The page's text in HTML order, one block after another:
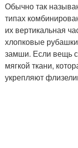
Обычно так
типах
их вертикальная
хлопковые
замши. Если вещь
мягкой ткани,
укрепляют